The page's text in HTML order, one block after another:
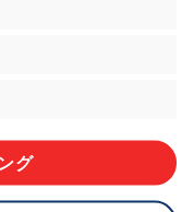
どうかは任意による
グ